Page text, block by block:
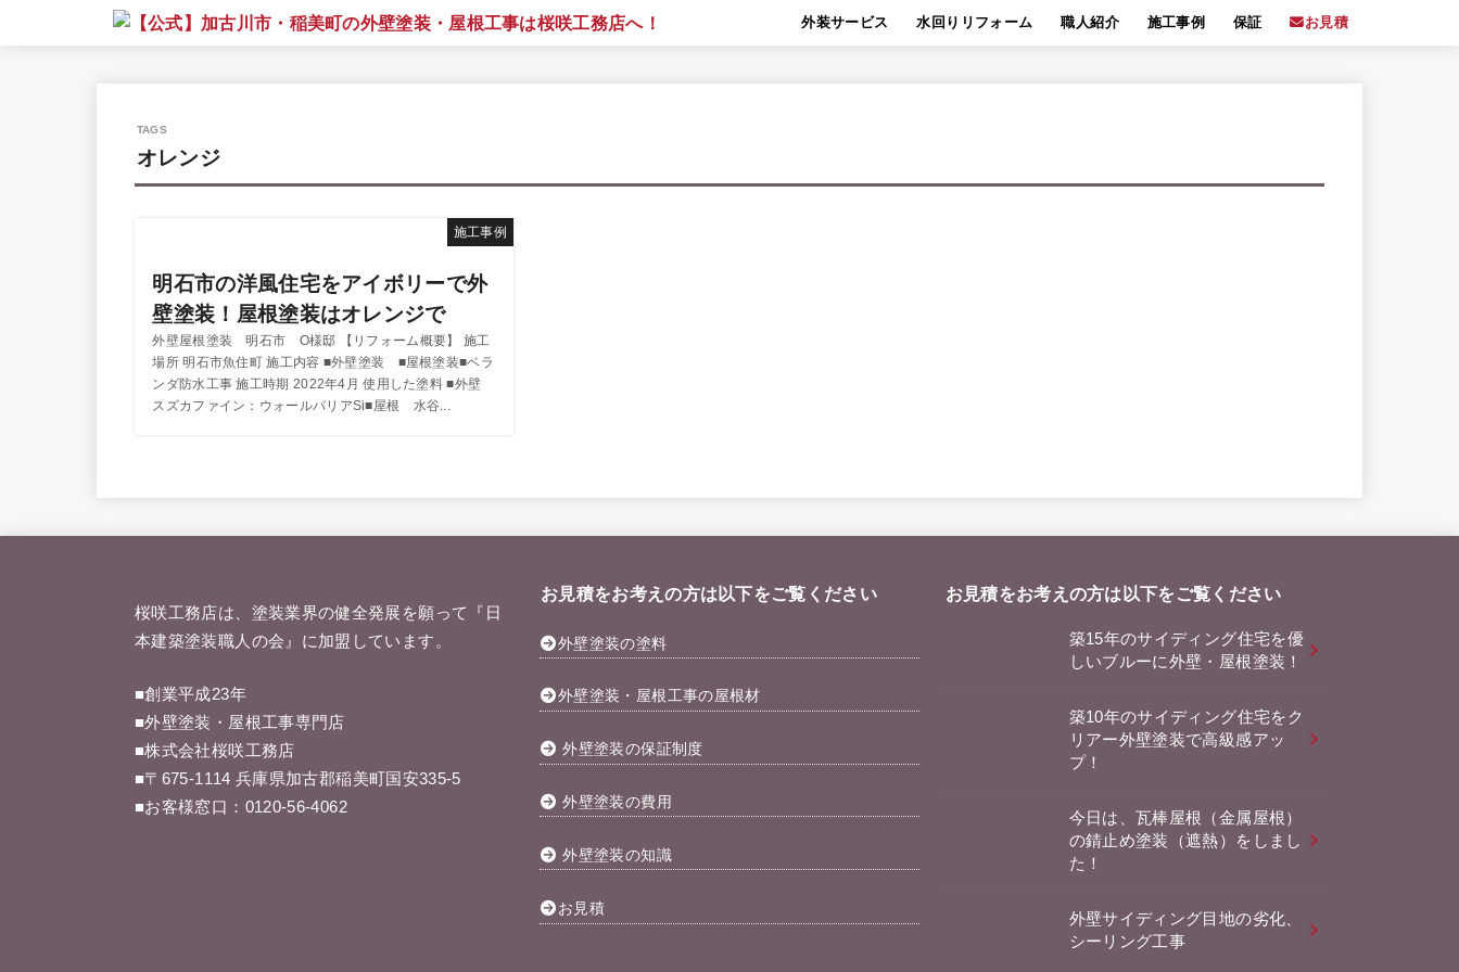
外装サービス 水回りリフォーム 職人紹介 施工事例 保証 お見積
オレンジ
施工事例
明石市の洋風住宅をアイボリーで外
壁塗装！屋根塗装はオレンジで
外壁屋根塗装 明石市 O様邸 【リフォーム概要】 施工
場所 明石市魚住町 施工内容 ■外壁塗装 ■屋根塗装■ベラ
ンダ防水工事 施工時期 2022年4月 使用した塗料 ■外壁
スズカファイン：ウォールバリアSi■屋根 水谷...
桜咲工務店は、塗装業界の健全発展を願って『 日
本建築塗装職人の会 』に加盟しています。
■創業平成23年
■外壁塗装・屋根工事専門店
■株式会社桜咲工務店
■〒675-1114 兵庫県加古郡稲美町国安335-5
■お客様窓口： 0120-56-4062
お見積をお考えの方は以下をご覧ください
外壁塗装の塗料
外壁塗装・屋根工事の屋根材
外壁塗装の保証制度
外壁塗装の費用
外壁塗装の知識
お見積
お見積をお考えの方は以下をご覧ください
築15年のサイディング住宅を優
しいブルーに外壁・屋根塗装！
築10年のサイディング住宅をク
リアー外壁塗装で高級感アッ
プ！
今日は、瓦棒屋根（金属屋根）
の錆止め塗装（遮熱）をしまし
た！
外壁サイディング目地の劣化、
シーリング工事